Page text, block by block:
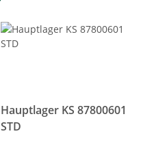
Hauptlager KS 87800601
STD